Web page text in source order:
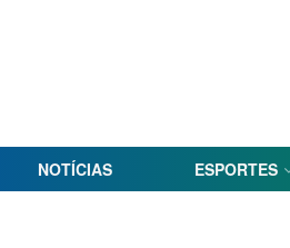
NOTÍCIAS ESPORTES